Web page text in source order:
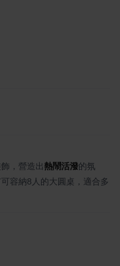
，營造出熱鬧活潑的氛
容納8人的大圓桌，適合多